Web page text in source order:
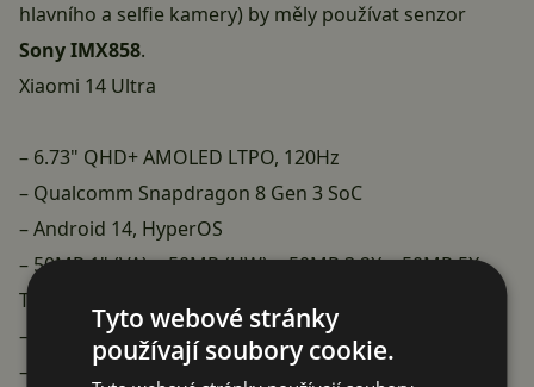
hlavního a selfie kamery) by měly používat senzor
Sony IMX858.
Xiaomi 14 Ultra
– 6.73" QHD+ AMOLED LTPO, 120Hz
– Qualcomm Snapdragon 8 Gen 3 SoC
– Android 14, HyperOS
– 50MP 1" (VA) + 50MP (UW) + 50MP 3.2X + 50MP 5X
Tele
– 32MP selfie
– 5,300mAh (approx) battery
Tyto webové stránky
používají soubory cookie.